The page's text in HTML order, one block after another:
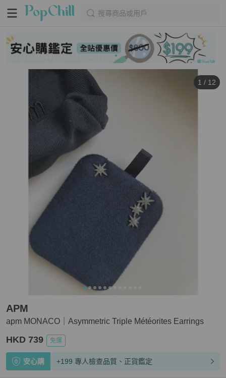
搜尋商品或用戶
1 / 12
apm MONACO｜Asymmetric Triple Météorites Earrings
APM
HKD 739 免運
安心購 +199 專人檢查品質、正貨鑑定